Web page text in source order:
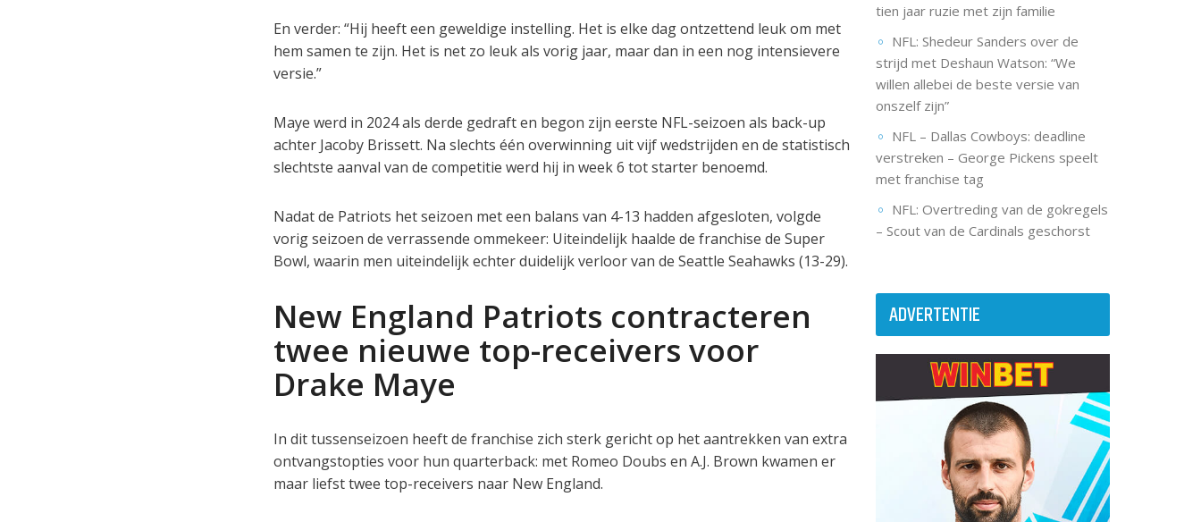
En verder: “Hij heeft een geweldige instelling. Het is elke dag ontzettend leuk om met
hem samen te zijn. Het is net zo leuk als vorig jaar, maar dan in een nog intensievere
versie.”
Maye werd in 2024 als derde gedraft en begon zijn eerste NFL-seizoen als back-up
achter Jacoby Brissett. Na slechts één overwinning uit vijf wedstrijden en de statistisch
slechtste aanval van de competitie werd hij in week 6 tot starter benoemd.
Nadat de Patriots het seizoen met een balans van 4-13 hadden afgesloten, volgde
vorig seizoen de verrassende ommekeer: Uiteindelijk haalde de franchise de Super
Bowl, waarin men uiteindelijk echter duidelijk verloor van de Seattle Seahawks (13-29).
New England Patriots contracteren
twee nieuwe top-receivers voor
Drake Maye
In dit tussenseizoen heeft de franchise zich sterk gericht op het aantrekken van extra
ontvangstopties voor hun quarterback: met Romeo Doubs en A.J. Brown kwamen er
maar liefst twee top-receivers naar New England.
tien jaar ruzie met zijn familie
NFL: Shedeur Sanders over de
strijd met Deshaun Watson: “We
willen allebei de beste versie van
onszelf zijn”
NFL – Dallas Cowboys: deadline
verstreken – George Pickens speelt
met franchise tag
NFL: Overtreding van de gokregels
– Scout van de Cardinals geschorst
ADVERTENTIE